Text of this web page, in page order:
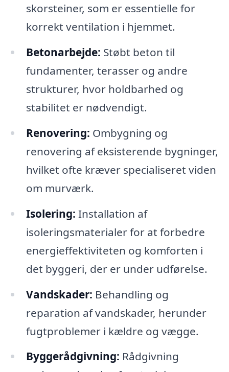
skorsteiner, som er essentielle for
korrekt ventilation i hjemmet.
Betonarbejde: Støbt beton til
fundamenter, terasser og andre
strukturer, hvor holdbarhed og
stabilitet er nødvendigt.
Renovering: Ombygning og
renovering af eksisterende bygninger,
hvilket ofte kræver specialiseret viden
om murværk.
Isolering: Installation af
isoleringsmaterialer for at forbedre
energieffektiviteten og komforten i
det byggeri, der er under udførelse.
Vandskader: Behandling og
reparation af vandskader, herunder
fugtproblemer i kældre og vægge.
Byggerådgivning: Rådgivning